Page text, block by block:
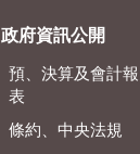
政府資訊公開
預、決算及會計報
表
條約、中央法規